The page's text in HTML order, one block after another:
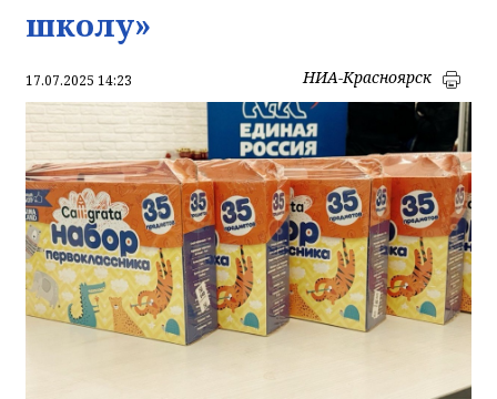
школу»
17.07.2025 14:23 НИА-Красноярск